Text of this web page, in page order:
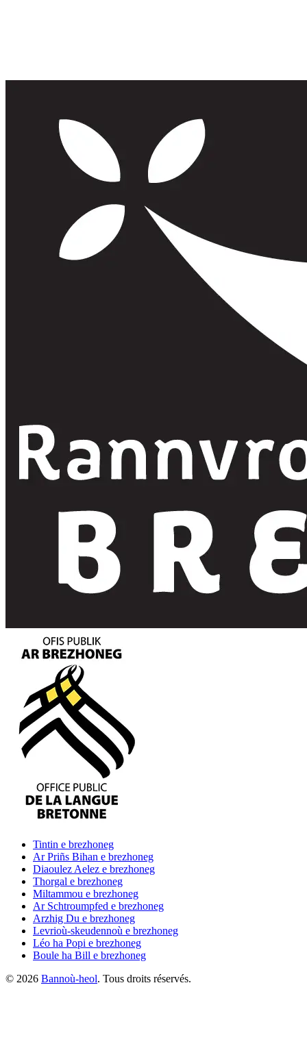
Tintin e brezhoneg
Ar Priñs Bihan e brezhoneg
Diaoulez Aelez e brezhoneg
Thorgal e brezhoneg
Miltammou e brezhoneg
Ar Schtroumpfed e brezhoneg
Arzhig Du e brezhoneg
Levrioù-skeudennoù e brezhoneg
Léo ha Popi e brezhoneg
Boule ha Bill e brezhoneg
© 2026 Bannoù-heol. Tous droits réservés.